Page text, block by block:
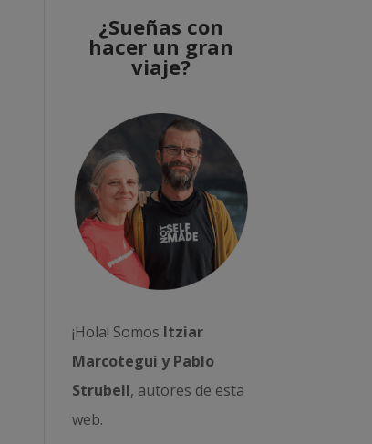
¿Sueñas con
hacer un gran
viaje?
¡Hola! Somos Itziar
Marcotegui y Pablo
Strubell, autores de esta
web.